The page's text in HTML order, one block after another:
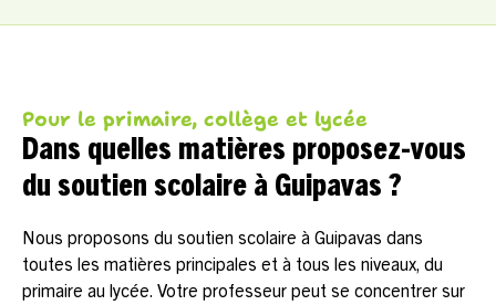
Pour le primaire, collège et lycée
Dans quelles matières proposez-vous
du soutien scolaire à Guipavas ?
Nous proposons du soutien scolaire à Guipavas dans
toutes les matières principales et à tous les niveaux, du
primaire au lycée. Votre professeur peut se concentrer sur